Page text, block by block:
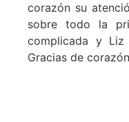
corazón su
sobre todo la
complicada y
Gracias de